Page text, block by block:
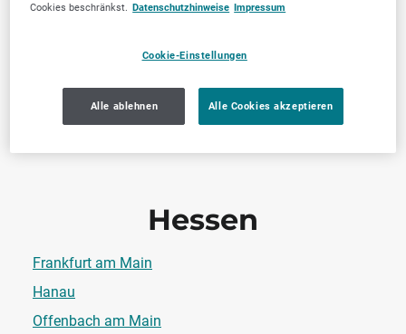
Hamburg
Hamburg
Hessen
Frankfurt am Main
Hanau
Offenbach am Main
Cookies beschränkst. Datenschutzhinweise Impressum
Cookie-Einstellungen
Alle ablehnen Alle Cookies akzeptieren